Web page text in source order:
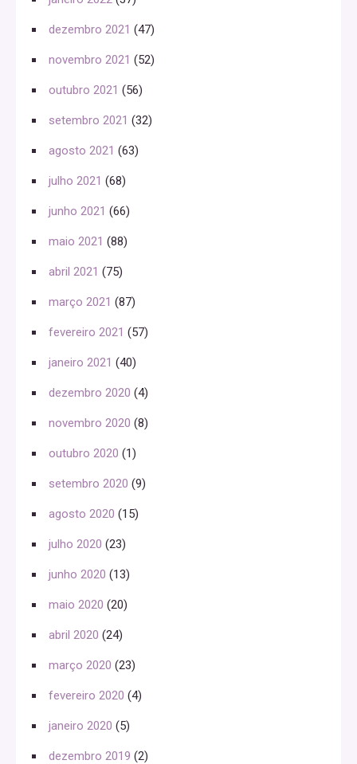
dezembro 2021 (47)
novembro 2021 (52)
outubro 2021 (56)
setembro 2021 (32)
agosto 2021 (63)
julho 2021 (68)
junho 2021 (66)
maio 2021 (88)
abril 2021 (75)
março 2021 (87)
fevereiro 2021 (57)
janeiro 2021 (40)
dezembro 2020 (4)
novembro 2020 (8)
outubro 2020 (1)
setembro 2020 (9)
agosto 2020 (15)
julho 2020 (23)
junho 2020 (13)
maio 2020 (20)
abril 2020 (24)
março 2020 (23)
fevereiro 2020 (4)
janeiro 2020 (5)
dezembro 2019 (2)